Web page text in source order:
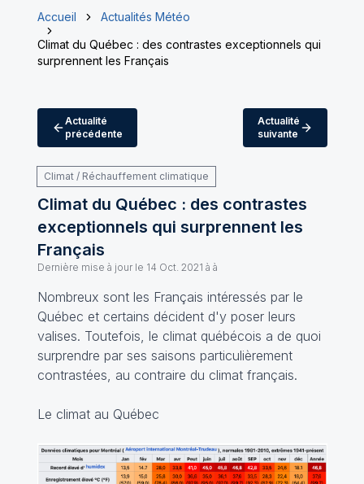
Accueil
Actualités Météo
Climat du Québec : des contrastes exceptionnels qui
surprennent les Français
Actualité
précédente
Actualité
suivante
Climat / Réchauffement climatique
Climat du Québec : des contrastes
exceptionnels qui surprennent les
Français
Dernière mise à jour le 14 Oct. 2021 à à
Nombreux sont les Français intéressés par le
Québec et certains décident d'y poser leurs
valises. Toutefois, le climat québécois a de quoi
surprendre par ses saisons particulièrement
contrastées, au contraire du climat français.
Le climat au Québec